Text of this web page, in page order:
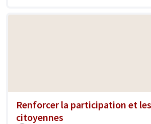
Renforcer la participation et
citoyennes